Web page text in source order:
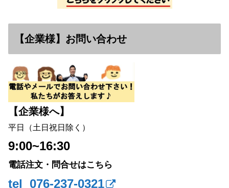
【企業様】お問い合わせ
【企業様へ】
平日（土日祝日除く）
9:00~16:30
電話注文・問合せはこちら
tel 076-237-0321